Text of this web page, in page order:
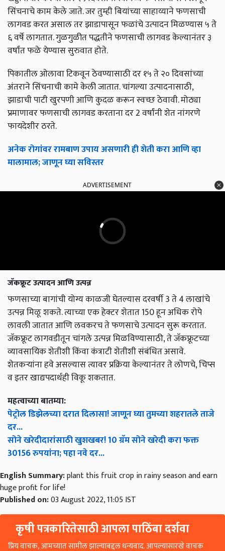
सिंचनाचे काम केले जाते. जर तुम्ही बियांच्या साहाय्याने फणसाची
लागवड करत असाल तर झाडापासून फळांचे उत्पादन मिळण्यास ५ ते
६ वर्षे लागतात. गुळगुळीत पद्धतीने फणसाची लागवड केल्यानंतर ३
वर्षांत फळे येण्यास सुरुवात होते.
पिकातील ओलावा टिकवून ठेवण्यासाठी दर १५ ते २० दिवसांच्या
अंतराने सिंचनाची कामे केली जातात. चांगल्या उत्पादनासाठी,
झाडाची पाटी खुरपणी आणि कुदळ करून स्वच्छ ठेवावी. मोठ्या
प्रमाणावर फणसाची लागवड करताना दर 2 वर्षांनी शेत नांगरणे
फायदेशीर ठरते.
अनेक रोगांवर रामबाण उपाय असणारी ही शेती करा आणि व्हा
मालामाल; जाणून घ्या सविस्तर
ADVERTISEMENT
जॅकफ्रूट उत्पादन आणि उत्पन्न
फणसाच्या बागांची योग्य काळजी घेतल्यास दरवर्षी 3 ते 4 लाखांचे
उत्पन्न मिळू शकते. त्याच्या एक हेक्टर शेतात 150 हून अधिक रोपे
लावली जातात आणि लवकरच ते फणसाचे उत्पादन सुरू करतात.
जॅकफ्रूट लागवडीतून चांगले उत्पन्न मिळविण्यासाठी, ते जॅकफ्रूटच्या
व्यावसायिक शेतीशी किंवा कंत्राटी शेतीशी संबंधित असावे.
शेतकऱ्यांना हवे असल्यास त्यावर प्रक्रिया केल्यानंतर ते लोणचे, चिप्स
व इतर खाद्यपदार्थही विकू शकतात.
महत्वाच्या बातम्या:
पेट्रोल डिझेलच्या दरात दिलासा! जाणून घ्या तुमच्या शहरातले ताजे
दर...
सोने खरेदीदारांसाठी खुशखबर! 10 ग्रॅम सोने खरेदी करा फक्त
30156 रुपयांना; पहा नवे दर...
English Summary:plant this fruit crop in rainy season and earn
huge profit for life!
Published on:03 August 2022, 11:05 IST
कृषी पत्रकारितेसाठी आपला पाठिंबा दर्शवा
प्रिय वाचक, आमच्यात सामील झाल्याबद्दल धन्यवाद. आपल्यासारखे वाचक